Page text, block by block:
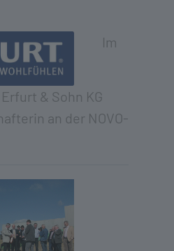
Im
& Sohn KG
an der NOVO-